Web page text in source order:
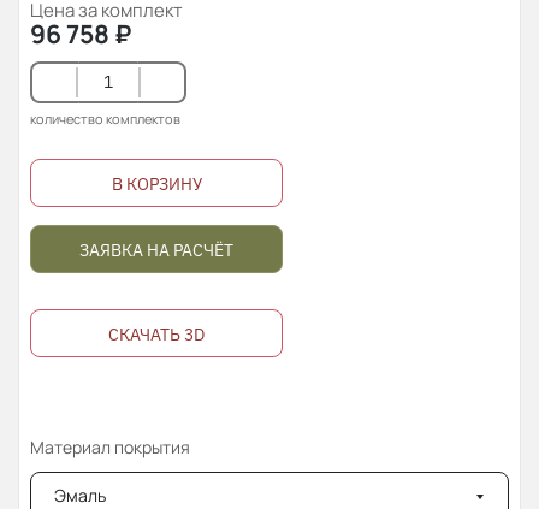
Цена за комплект
96 758 ₽
количество комплектов
В КОРЗИНУ
ЗАЯВКА НА РАСЧЁТ
СКАЧАТЬ 3D
Материал покрытия
Эмаль